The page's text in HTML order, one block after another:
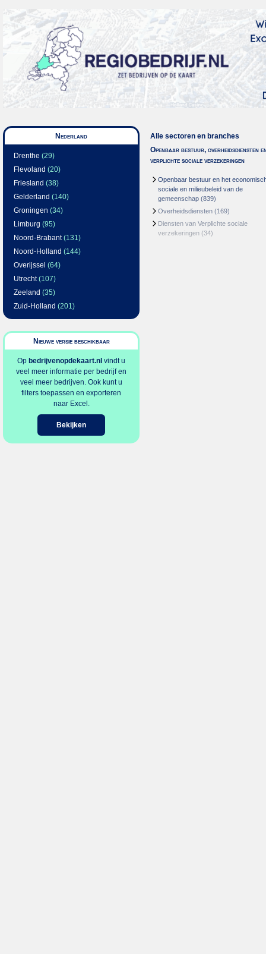
Nederland
Drenthe (29)
Flevoland (20)
Friesland (38)
Gelderland (140)
Groningen (34)
Limburg (95)
Noord-Brabant(131)
Noord-Holland (144)
Overijssel (64)
Utrecht(107)
Zeeland (35)
Zuid-Holland (201)
Nieuwe versie beschikbaar
Op bedrijvenopdekaart.nl vindt u
veel meer informatie per bedrijf en
veel meer bedrijven. Ook kunt u
filters toepassen en exporteren
naar Excel.
Bekijken
Alle sectoren en branches
Openbaar bestuur, overheidsdiensten
verplichte sociale verzekeringen
Openbaar bestuur en het
sociale en milieubeleid van de
gemeenschap (839)
Overheidsdiensten (169)
Diensten van Verplichte sociale
verzekeringen (34)